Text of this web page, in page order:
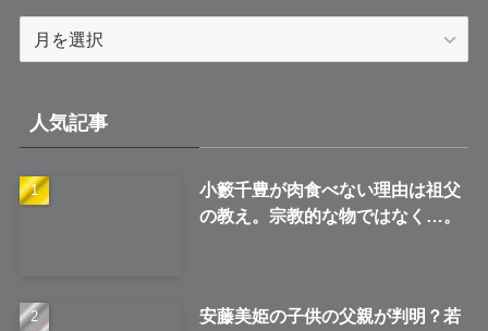
ブ
人気記事
小籔千豊が肉食べない理由は祖父
の教え。宗教的な物ではなく…。
安藤美姫の子供の父親が判明？若